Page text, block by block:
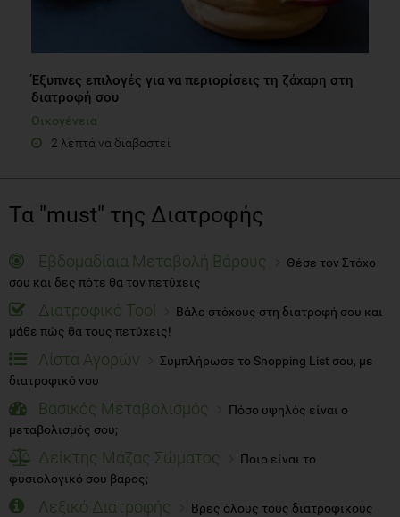
Έξυπνες επιλογές για να περιορίσεις τη ζάχαρη στη
διατροφή σου
Οικογένεια
2 λεπτά να διαβαστεί
Τα "must" της Διατροφής
Εβδομαδίαια Μεταβολή Βάρους
Θέσε τον Στόχο
σου και δες πότε θα τον πετύχεις
Διατροφικό Tool
Βάλε στόχους στη διατροφή σου και
μάθε πώς θα τους πετύχεις!
Λίστα Αγορών
Συμπλήρωσε το Shopping List σου, με
διατροφικό νου
Βασικός Μεταβολισμός
Πόσο υψηλός είναι ο
μεταβολισμός σου;
Δείκτης Μάζας Σώματος
Ποιο είναι το
φυσιολογικό σου βάρος;
Λεξικό Διατροφής
Βρες όλους τους διατροφικούς